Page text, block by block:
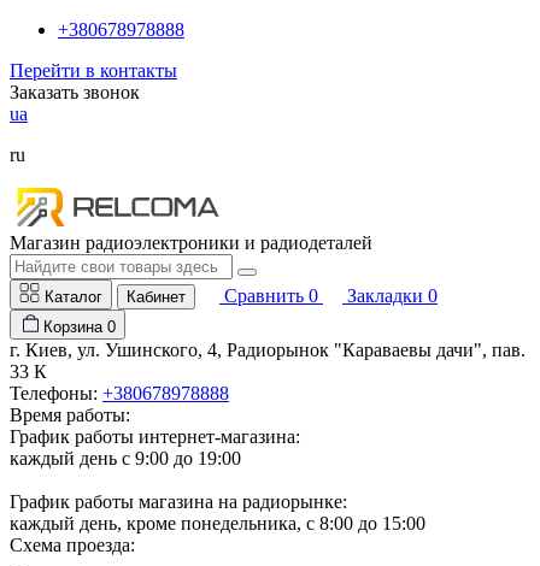
+380678978888
Перейти в контакты
Заказать звонок
ua
ru
Магазин радиоэлектроники и радиодеталей
Каталог Кабинет Сравнить 0 Закладки 0
Корзина 0
г. Киев, ул. Ушинского, 4, Радиорынок "Караваевы дачи", пав.
33 К
Телефоны: +380678978888
Время работы:
График работы интернет-магазина:
каждый день с 9:00 до 19:00
График работы магазина на радиорынке:
каждый день, кроме понедельника, с 8:00 до 15:00
Схема проезда: